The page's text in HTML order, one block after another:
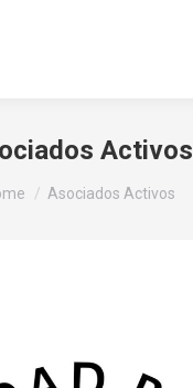
Activos
are here:Asociados Activos